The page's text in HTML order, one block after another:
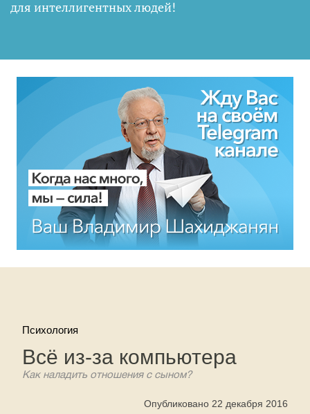
для интеллигентных людей!
Психология
Всё из-за компьютера
Как наладить отношения с сыном?
Опубликовано 22 декабря 2016